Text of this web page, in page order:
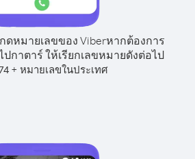
หมายเลขของ Viberหากต้องการ
ปกาตาร์ ให้เรียกเลขหมายดังต่อไป
+ หมายเลขในประเทศ